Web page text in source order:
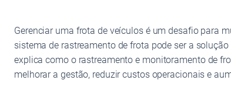
Gerenciar uma frota de veículos é um desafio para
sistema de rastreamento de frota pode ser a
explica como o rastreamento e monitoramento de
melhorar a gestão, reduzir custos operacionais e